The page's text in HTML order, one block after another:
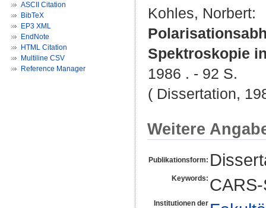
ASCII Citation
BibTeX
EP3 XML
EndNote
HTML Citation
Multiline CSV
Reference Manager
Kohles, Norbert:
Spektroskopie
1986 . - 92 S.
( Dissertation,
Weitere
Publikationsform:
Keywords:
Institutionen der